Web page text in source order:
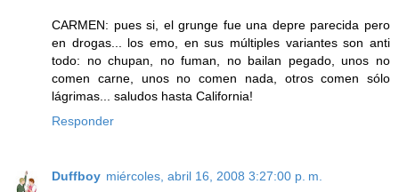
CARMEN: pues si, el grunge fue una depre parecida pero
en drogas... los emo, en sus múltiples variantes son anti
todo: no chupan, no fuman, no bailan pegado, unos no
comen carne, unos no comen nada, otros comen sólo
lágrimas... saludos hasta California!
Responder
Duffboy miércoles, abril 16, 2008 3:27:00 p. m.